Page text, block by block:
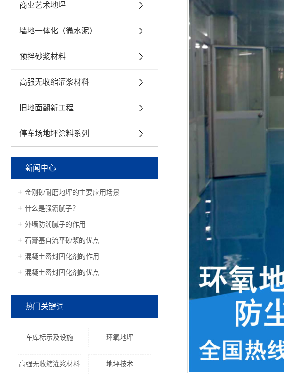
商业艺术地坪
墙地一体化（微水泥）
预拌砂浆材料
高强无收缩灌浆材料
旧地面翻新工程
停车场地坪涂料系列
新闻中心
金刚砂耐磨地坪的主要应用场景
什么是强霸腻子？
外墙防潮腻子的作用
石膏基自流平砂浆的优点
混凝土密封固化剂的作用
混凝土密封固化剂的优点
热门关键词
车库标示及设施 环氧地坪
高强无收缩灌浆材料 地坪技术